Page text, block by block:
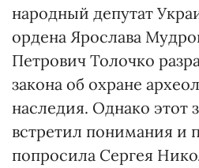
народный депутат
ордена Ярослава
Петрович Толочко
закона об охране
наследия. Однако этот
встретил понимания и
попросила Сергея